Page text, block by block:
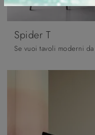
Spider T